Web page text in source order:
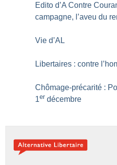
Edito d’A Contre
campagne, l’aveu du
Vie d’AL
Libertaires : contre
Chômage-précarité :
1er décembre